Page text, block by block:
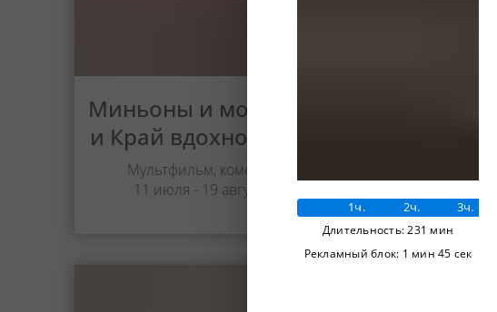
Миньоны и монстры
и Край вдохновения
Мультфильм, комедия
11 июля - 19 августа
1ч. 2ч. 3ч.
Длительность: 231 мин
Рекламный блок: 1 мин 45 сек